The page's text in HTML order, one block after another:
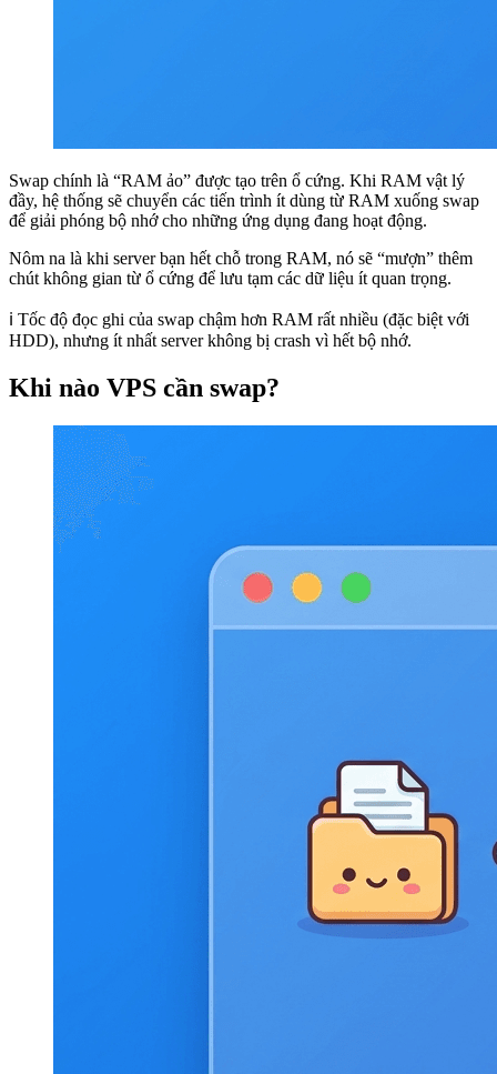
Swap chính là “RAM ảo” được tạo trên ổ cứng. Khi RAM vật lý
đầy, hệ thống sẽ chuyển các tiến trình ít dùng từ RAM xuống swap
để giải phóng bộ nhớ cho những ứng dụng đang hoạt động.
Nôm na là khi server bạn hết chỗ trong RAM, nó sẽ “mượn” thêm
chút không gian từ ổ cứng để lưu tạm các dữ liệu ít quan trọng.
ℹ️ Tốc độ đọc ghi của swap chậm hơn RAM rất nhiều (đặc biệt với
HDD), nhưng ít nhất server không bị crash vì hết bộ nhớ.
Khi nào VPS cần swap?